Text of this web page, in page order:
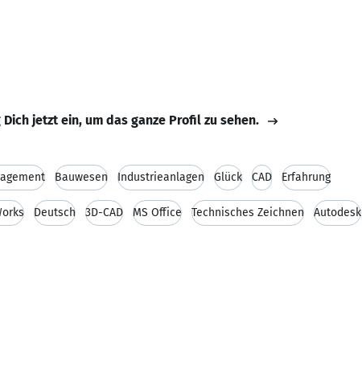
Dich jetzt ein, um das ganze Profil zu sehen.
Bauwesen Industrieanlagen Glück CAD Erfahrung
Deutsch 3D-CAD MS Office Technisches Zeichnen Autodesk